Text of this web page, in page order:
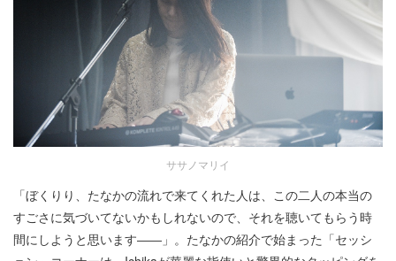
ササノマリイ
「ぼくりり、たなかの流れで来てくれた人は、この二人の本当の
すごさに気づいてないかもしれないので、それを聴いてもらう時
間にしようと思います――」。たなかの紹介で始まった「セッシ